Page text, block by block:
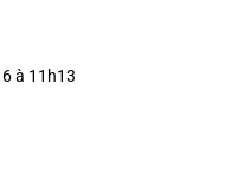
à 11h13